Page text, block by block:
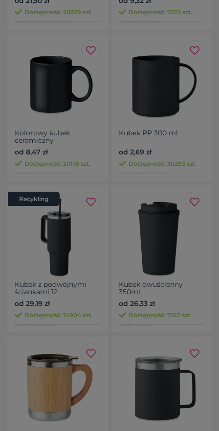
Dostępność: 20329 szt. Dostępność: 7225 szt.
Kolorowy kubek
ceramiczny
od 8,47 zł
Dostępność: 20118 szt.
Kubek PP 300 ml
od 2,69 zł
Dostępność: 30293 szt.
Recykling
Kubek z podwójnymi
ściankami 12
od 29,19 zł
Dostępność: 14904 szt.
Kubek dwuścienny
350ml
od 26,33 zł
Dostępność: 7167 szt.